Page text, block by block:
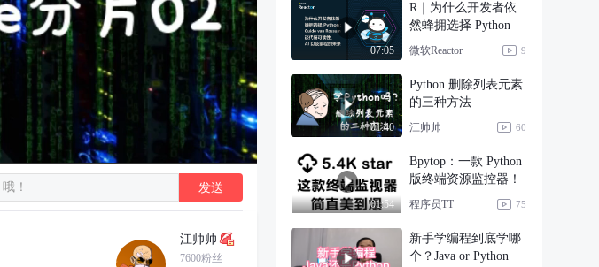
哦！ 发送
江帅帅
7600粉丝
07:05
R｜为什么开发者依
然蜂拥选择 Python
微软Reactor 9
01:40
Python 删除列表元素
的三种方法
江帅帅 60
01:54
Bpytop：一款 Python
版终端资源监控器！
程序员TT 75
新手学编程到底学哪
个？Java or Python